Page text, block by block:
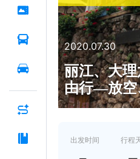
2020.07.30
丽江、大
由行—放空
出发时间 行程